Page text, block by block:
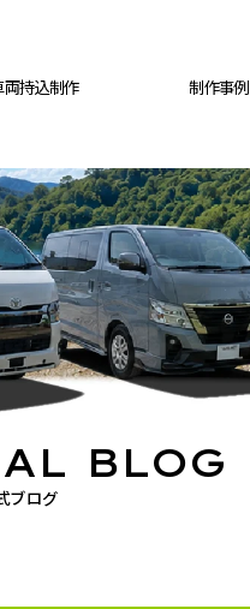
両持込制作 制作事例
ブログ
BLOG